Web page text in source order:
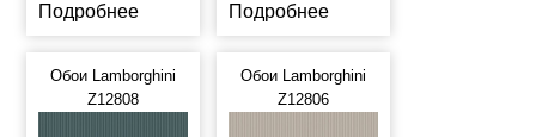
Подробнее
Подробнее
Обои Lamborghini
Z12808
Обои Lamborghini
Z12806